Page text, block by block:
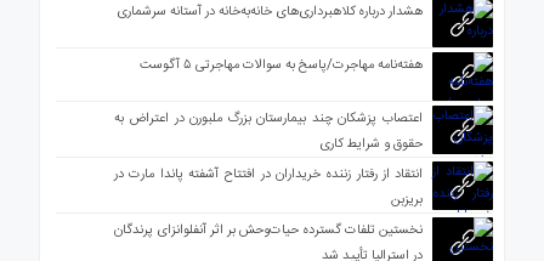
هشدار درباره کلاهبرداری‌های خانه‌به‌خانه در آستانه سرشماری
هفته‌نامه مهاجرت/پاسخ به سوالات مهاجرتی ۵ آگوست
اعتصاب پزشکان چند بیمارستان بزرگ ملبورن در اعتراض به
حقوق و شرایط کاری
انتقاد از رفتار زننده خریداران در افتتاح آشفته پاندا مارت در
بریزبن
نخستین تلفات گسترده حیات‌وحش بر اثر آنفلوانزای پرندگان
در استرالیا تأیید شد